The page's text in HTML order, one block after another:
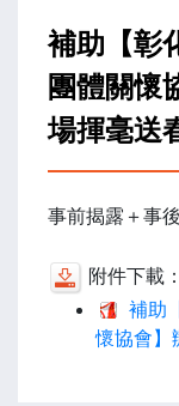
補助【彰
團體關懷
場揮毫送
事前揭露＋事
附件下載：
補助
懷協會】